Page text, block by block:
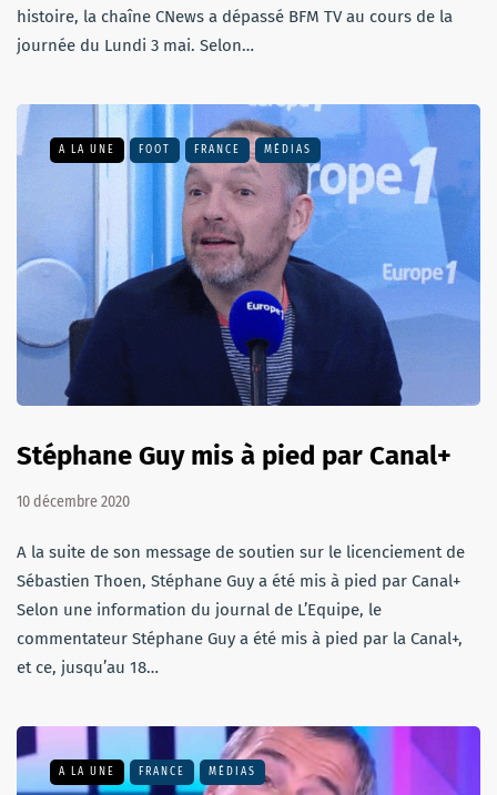
histoire, la chaîne CNews a dépassé BFM TV au cours de la
journée du Lundi 3 mai. Selon…
A LA UNE FOOT FRANCE MÉDIAS
Stéphane Guy mis à pied par Canal+
10 décembre 2020
A la suite de son message de soutien sur le licenciement de
Sébastien Thoen, Stéphane Guy a été mis à pied par Canal+
Selon une information du journal de L’Equipe, le
commentateur Stéphane Guy a été mis à pied par la Canal+,
et ce, jusqu’au 18…
A LA UNE FRANCE MÉDIAS